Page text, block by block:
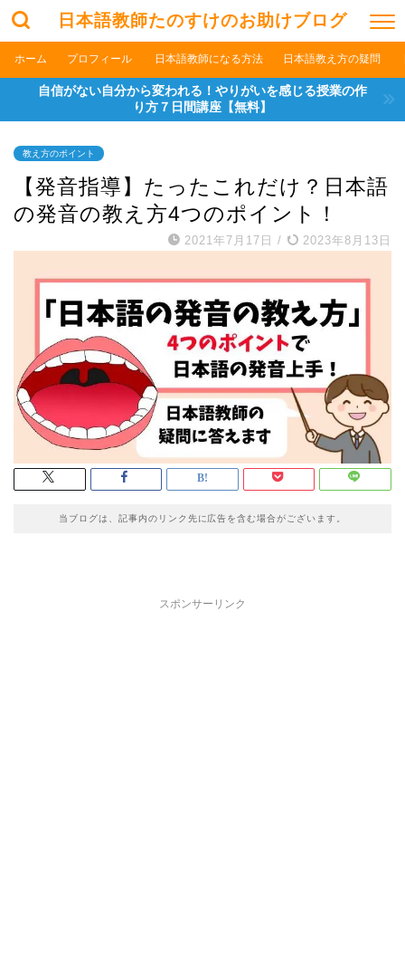
日本語教師たのすけのお助けブログ
ホーム プロフィール 日本語教師になる方法 日本語教え方の疑問
自信がない自分から変われる！やりがいを感じる授業の作
り方７日間講座【無料】
教え方のポイント
【発音指導】たったこれだけ？日本語
の発音の教え方4つのポイント！
2021年7月17日 / 2023年8月13日
当ブログは、記事内のリンク先に広告を含む場合がございます。
スポンサーリンク